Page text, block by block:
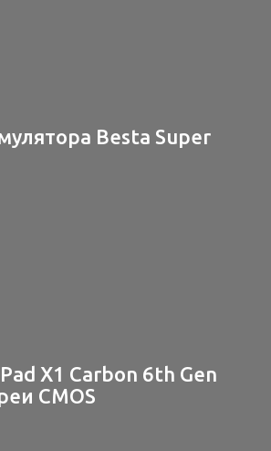
Besta Super
X1 Carbon 6th Gen
CMOS